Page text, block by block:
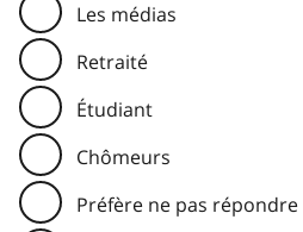
Les médias
Retraité
Étudiant
Chômeurs
Préfère ne pas répondre